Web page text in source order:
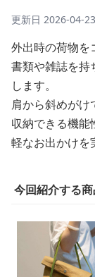
更新日 2026-04-23
外出時の荷物を
書類や雑誌を持
します。
肩から斜めがけ
収納できる機能
軽なお出かけを
今回紹介する